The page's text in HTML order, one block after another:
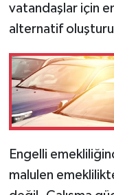
vatandaşlar için
alternatif
Engelli
malulen